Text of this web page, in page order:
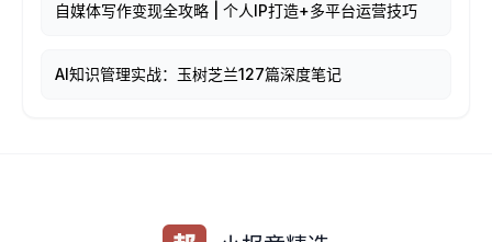
自媒体写作变现全攻略 | 个人IP打造+多平台运营技巧
AI知识管理实战：玉树芝兰127篇深度笔记